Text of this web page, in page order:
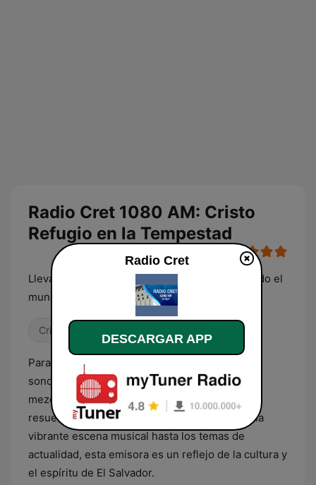
Radio Cret 1080 AM: Cristo
Refugio en la Tempestad
Llevando las Buenas Nuevas de Salvación a todo el
mundo
Cristiana
Para los salvadoreños que buscan una banda
sonora para su día a día, Radio Cret ofrece una
mezcla única de música y conversación que
resuena con la vida cotidiana del país. Desde la
vibrante escena musical hasta los temas de
actualidad, esta emisora es un reflejo de la cultura y
el espíritu de El Salvador.
Radio Cret
DESCARGAR APP